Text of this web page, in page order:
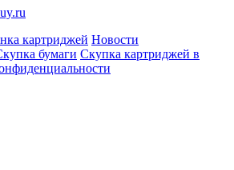
картриджей Новости
бумаги Скупка картриджей в